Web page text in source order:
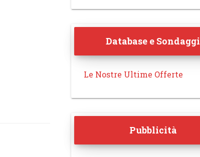
Database e Sondaggi
Le Nostre Ultime Offerte
Pubblicità